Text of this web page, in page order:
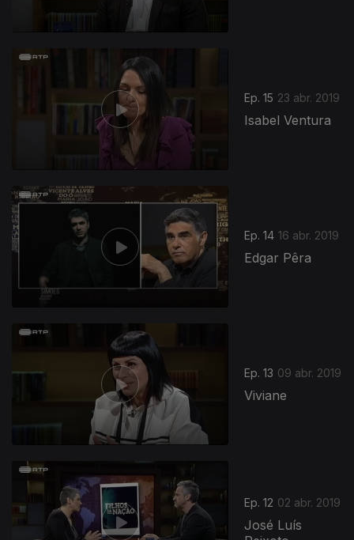
Ep. 15 23 abr. 2019
Isabel Ventura
Ep. 14 16 abr. 2019
Edgar Pêra
Ep. 13 09 abr. 2019
Viviane
Ep. 12 02 abr. 2019
José Luís